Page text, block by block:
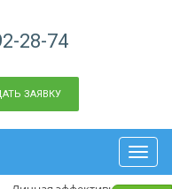
28-74
ЗАЯВКУ